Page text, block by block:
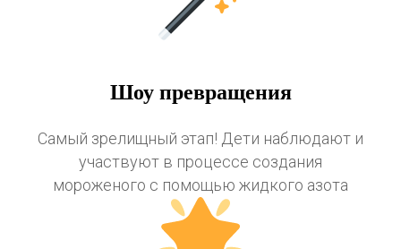
Шоу превращения
Самый зрелищный этап! Дети наблюдают и
участвуют в процессе создания
мороженого с помощью жидкого азота